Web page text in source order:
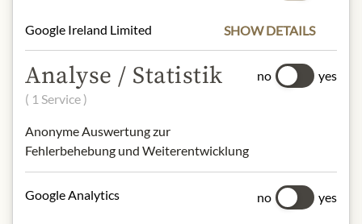
100g contain on average
443kcal
Fat:10,3g
- of which saturated fatty acids: 5,3g
Carbohydrates:
Google Ireland Limited SHOW DETAILS
Analyse / Statistik
( 1 Service )
Anonyme Auswertung zur
Fehlerbehebung und Weiterentwicklung
no yes
Google Analytics no yes